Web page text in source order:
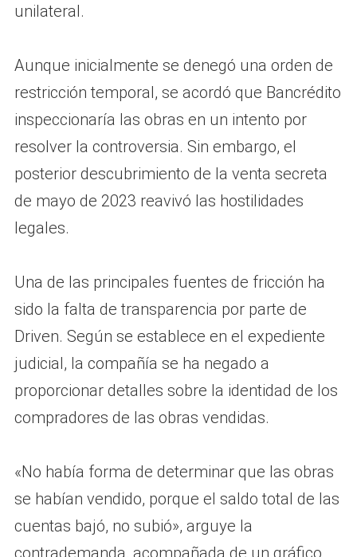
unilateral.
Aunque inicialmente se denegó una orden de
restricción temporal, se acordó que Bancrédito
inspeccionaría las obras en un intento por
resolver la controversia. Sin embargo, el
posterior descubrimiento de la venta secreta
de mayo de 2023 reavivó las hostilidades
legales.
Una de las principales fuentes de fricción ha
sido la falta de transparencia por parte de
Driven. Según se establece en el expediente
judicial, la compañía se ha negado a
proporcionar detalles sobre la identidad de los
compradores de las obras vendidas.
«No había forma de determinar que las obras
se habían vendido, porque el saldo total de las
cuentas bajó, no subió», arguye la
contrademanda, acompañada de un gráfico